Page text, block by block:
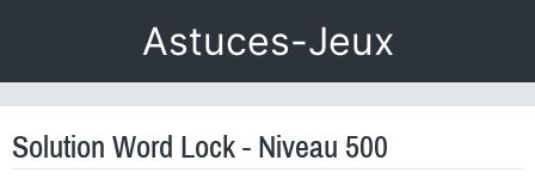
Astuces-Jeux
Solution Word Lock - Niveau 500